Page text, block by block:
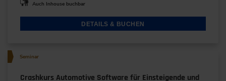
Auch Inhouse buchbar
DETAILS & BUCHEN
Seminar
Crashkurs Automotive Software für Einsteigende und